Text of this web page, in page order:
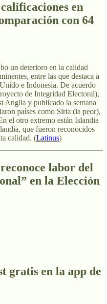
en
con 64
un deterioro en la calidad
entre las que destaca a
e Indonesia. De acuerdo
de Integridad Electoral),
Anglia y publicado la semana
países como Siria (la peor),
el otro extremo están Islandia
que fueron reconocidos
calidad. (Latinus)
labor del
en la Elección
gratis en la app de